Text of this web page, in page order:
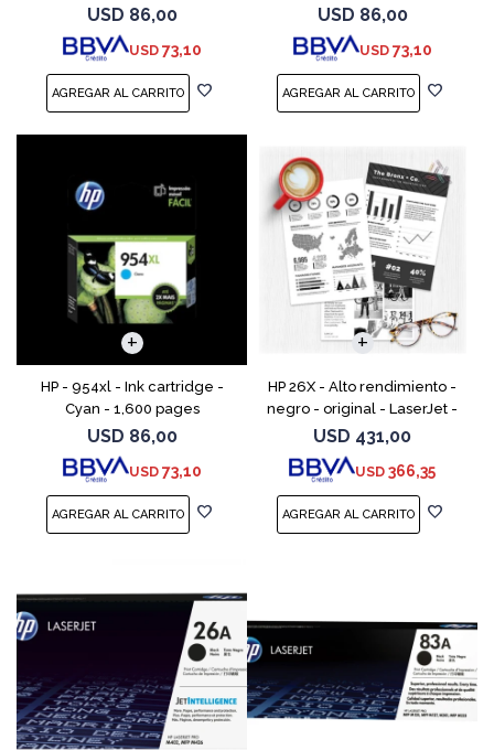
USD 86,00
USD 73,10
USD 86,00
USD 73,10
HP - 954xl - Ink cartridge -
Cyan - 1,600 pages
USD 86,00
USD 73,10
HP 26X - Alto rendimiento -
negro - original - LaserJet -
cartucho de tóner (CF226X) -
para LaserJet Pro M402, MFP
M426
USD 431,00
USD 366,35